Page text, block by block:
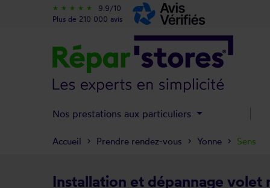
Installation et dépannage volet
Accueil Prendre rendez-vous Yonne Sens
star_rate star_rate star_rate star_rate star_rate
9.9/10
Plus de 210 000 avis
Nos prestations aux particuliers